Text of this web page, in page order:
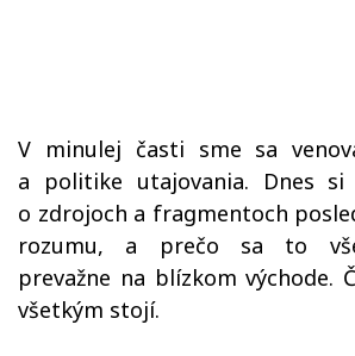
V minulej časti sme sa
a politike utajovania. Dnes si
o zdrojoch a fragmentoch
rozumu, a prečo sa to
prevažne na blízkom východe.
všetkým stojí.